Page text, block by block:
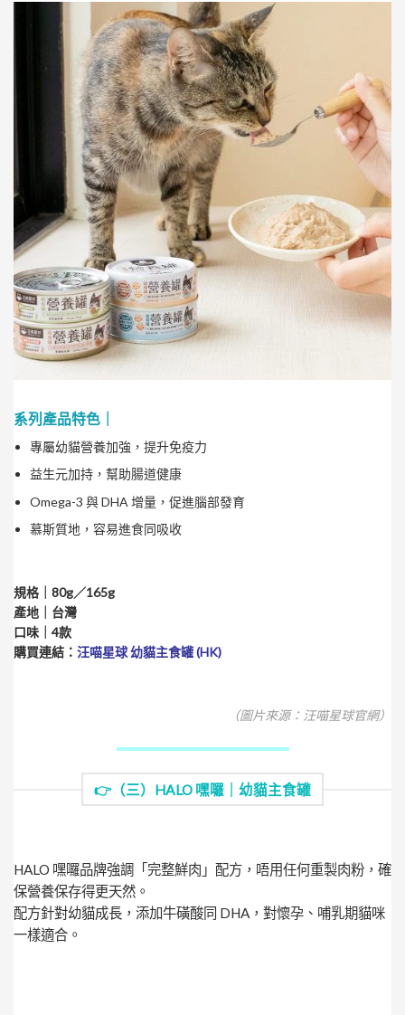
系列產品特色｜
專屬幼貓營養加強，提升免疫力
益生元加持，幫助腸道健康
Omega-3 與 DHA 增量，促進腦部發育
慕斯質地，容易進食同吸收
規格｜80g／165g
產地｜台灣
口味｜4款
購買連結： 汪喵星球 幼貓主食罐 (HK)
（圖片來源：汪喵星球官網）
👉（三）HALO 嘿囉｜幼貓主食罐
HALO 嘿囉品牌強調「完整鮮肉」配方，唔用任何重製肉粉，確
保營養保存得更天然。
配方針對幼貓成長，添加牛磺酸同 DHA，對懷孕、哺乳期貓咪
一樣適合。